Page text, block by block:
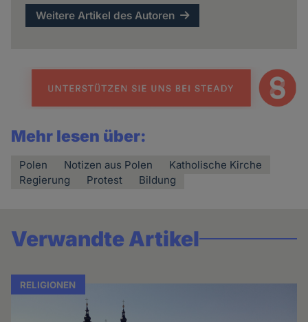
Weitere Artikel des Autoren
Mehr lesen über:
Polen Notizen aus Polen
Katholische Kirche
Regierung
Protest Bildung
Verwandte Artikel
RELIGIONEN